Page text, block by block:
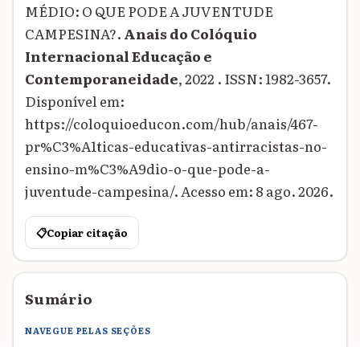
MÉDIO: O QUE PODE A JUVENTUDE
CAMPESINA?. Anais do Colóquio
Internacional Educação e
Contemporaneidade, 2022 . ISSN: 1982-3657.
Disponível em:
https://coloquioeducon.com/hub/anais/467-
pr%C3%A1ticas-educativas-antirracistas-no-
ensino-m%C3%A9dio-o-que-pode-a-
juventude-campesina/. Acesso em: 8 ago. 2026.
📋Copiar citação
Sumário
NAVEGUE PELAS SEÇÕES